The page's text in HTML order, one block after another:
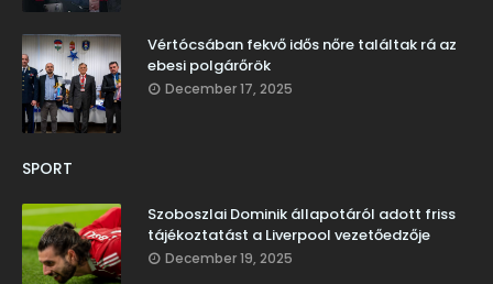
Vértócsában fekvő idős nőre találtak rá az
ebesi polgárőrök
December 17, 2025
SPORT
Szoboszlai Dominik állapotáról adott friss
tájékoztatást a Liverpool vezetőedzője
December 19, 2025